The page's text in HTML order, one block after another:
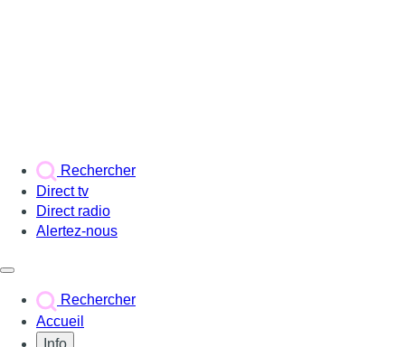
Rechercher
Direct tv
Direct radio
Alertez-nous
Rechercher
Accueil
Info